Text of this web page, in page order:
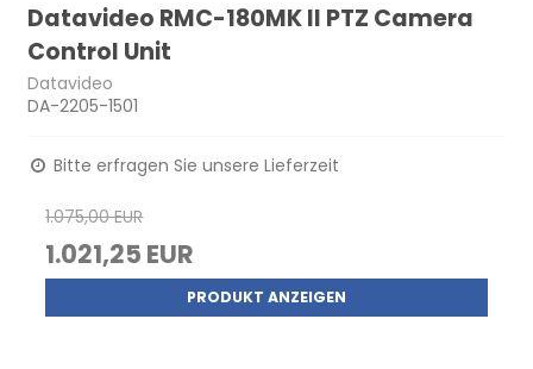
Datavideo RMC-180MK II PTZ Camera
Control Unit
Datavideo
DA-2205-1501
Bitte erfragen Sie unsere Lieferzeit
1.075,00 EUR
1.021,25 EUR
PRODUKT ANZEIGEN